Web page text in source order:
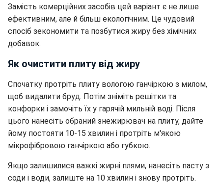
Замість комерційних засобів цей варіант є не лише
ефективним, але й більш екологічним. Це чудовий
спосіб зекономити та позбутися жиру без хімічних
добавок.
Як очистити плиту від жиру
Спочатку протріть плиту вологою ганчіркою з милом,
щоб видалити бруд. Потім зніміть решітки та
конфорки і замочіть їх у гарячій мильній воді. Після
цього нанесіть обраний знежирювач на плиту, дайте
йому постояти 10-15 хвилин і протріть м'якою
мікрофібровою ганчіркою або губкою.
Якщо залишилися важкі жирні плями, нанесіть пасту з
соди і води, залиште на 10 хвилин і знову протріть.